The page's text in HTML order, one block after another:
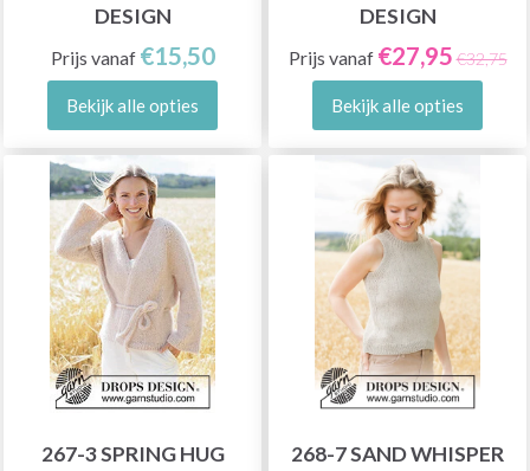
DESIGN
Prijs vanaf €15,50
Bekijk alle opties
DESIGN
Prijs vanaf €27,95 €32,75
Bekijk alle opties
267-3 SPRING HUG
268-7 SAND WHISPER